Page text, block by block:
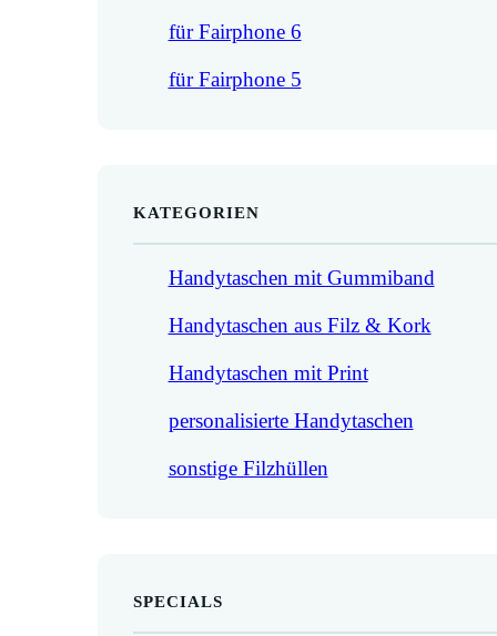
für Fairphone 6
für Fairphone 5
KATEGORIEN
Handytaschen mit Gummiband
Handytaschen aus Filz & Kork
Handytaschen mit Print
personalisierte Handytaschen
sonstige Filzhüllen
SPECIALS